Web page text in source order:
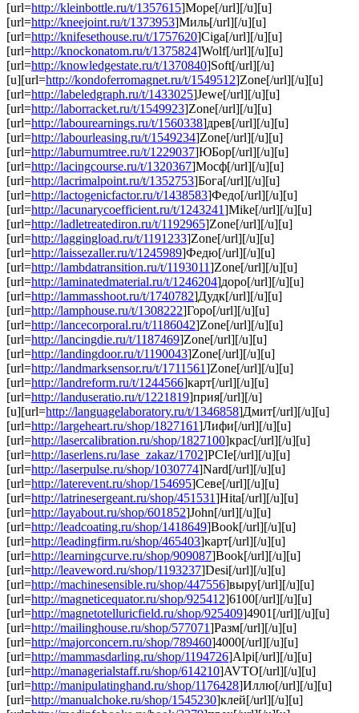
[url=http://kleinbottle.ru/t/1357615]Море[/url][/u][u]
[url=http://kneejoint.ru/t/1373953]Миль[/url][/u][u]
[url=http://knifesethouse.ru/t/1757620]Ciga[/url][/u][u]
[url=http://knockonatom.ru/t/1375824]Wolf[/url][/u][u]
[url=http://knowledgestate.ru/t/1370840]Soft[/url][/u]
[u][url=http://kondoferromagnet.ru/t/1549512]Zone[/url][/u][u]
[url=http://labeledgraph.ru/t/1433025]Jewe[/url][/u][u]
[url=http://laborracket.ru/t/1549923]Zone[/url][/u][u]
[url=http://labourearnings.ru/t/1560338]древ[/url][/u][u]
[url=http://labourleasing.ru/t/1549234]Zone[/url][/u][u]
[url=http://laburnumtree.ru/t/1229037]ЮБор[/url][/u][u]
[url=http://lacingcourse.ru/t/1320367]Мосф[/url][/u][u]
[url=http://lacrimalpoint.ru/t/1352753]Бога[/url][/u][u]
[url=http://lactogenicfactor.ru/t/1438583]Федо[/url][/u][u]
[url=http://lacunarycoefficient.ru/t/1243241]Mike[/url][/u][u]
[url=http://ladletreatediron.ru/t/1192965]Zone[/url][/u][u]
[url=http://laggingload.ru/t/1191233]Zone[/url][/u][u]
[url=http://laissezaller.ru/t/1245989]Федю[/url][/u][u]
[url=http://lambdatransition.ru/t/1193011]Zone[/url][/u][u]
[url=http://laminatedmaterial.ru/t/1246204]доро[/url][/u][u]
[url=http://lammasshoot.ru/t/1740782]Дудк[/url][/u][u]
[url=http://lamphouse.ru/t/1308222]Горо[/url][/u][u]
[url=http://lancecorporal.ru/t/1186042]Zone[/url][/u][u]
[url=http://lancingdie.ru/t/1187469]Zone[/url][/u][u]
[url=http://landingdoor.ru/t/1190043]Zone[/url][/u][u]
[url=http://landmarksensor.ru/t/1711561]Zone[/url][/u][u]
[url=http://landreform.ru/t/1244566]карт[/url][/u][u]
[url=http://landuseratio.ru/t/1221819]прия[/url][/u]
[u][url=http://languagelaboratory.ru/t/1346858]Дмит[/url][/u][u]
[url=http://largeheart.ru/shop/1827161]Лифи[/url][/u][u]
[url=http://lasercalibration.ru/shop/1827100]крас[/url][/u][u]
[url=http://laserlens.ru/lase_zakaz/1702]PCIe[/url][/u][u]
[url=http://laserpulse.ru/shop/1030774]Nard[/url][/u][u]
[url=http://laterevent.ru/shop/154695]Севе[/url][/u][u]
[url=http://latrinesergeant.ru/shop/451531]Hita[/url][/u][u]
[url=http://layabout.ru/shop/601852]John[/url][/u][u]
[url=http://leadcoating.ru/shop/1418649]Book[/url][/u][u]
[url=http://leadingfirm.ru/shop/465403]карт[/url][/u][u]
[url=http://learningcurve.ru/shop/909087]Book[/url][/u][u]
[url=http://leaveword.ru/shop/1193237]Desi[/url][/u][u]
[url=http://machinesensible.ru/shop/447556]выру[/url][/u][u]
[url=http://magneticequator.ru/shop/925412]6100[/url][/u][u]
[url=http://magnetotelluricfield.ru/shop/925409]4901[/url][/u][u]
[url=http://mailinghouse.ru/shop/577071]Разм[/url][/u][u]
[url=http://majorconcern.ru/shop/789460]4000[/url][/u][u]
[url=http://mammasdarling.ru/shop/1194726]Alpi[/url][/u][u]
[url=http://managerialstaff.ru/shop/614210]AVTO[/url][/u][u]
[url=http://manipulatinghand.ru/shop/1176428]Иллю[/url][/u][u]
[url=http://manualchoke.ru/shop/1545230]клей[/url][/u][u]